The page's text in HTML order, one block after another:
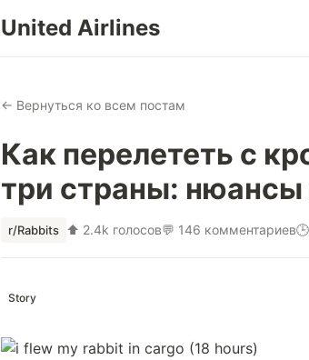
United Airlines
← Вернуться ко всем постам
Как перелететь с
три страны: нюансы
r/Rabbits ⬆ 2.4k голосов💬 146 комментариев
Story